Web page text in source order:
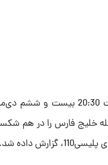
عقربه‌ها ساعت 20:30
خلیج فارس را در هم
گزارش داده شد.